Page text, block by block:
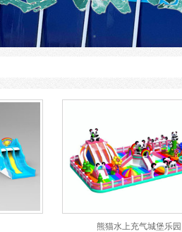
熊猫水上充气城堡乐园